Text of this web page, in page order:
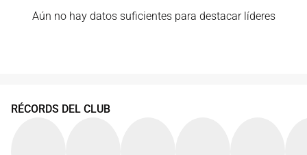
Aún no hay datos suficientes para destacar líderes
RÉCORDS DEL CLUB